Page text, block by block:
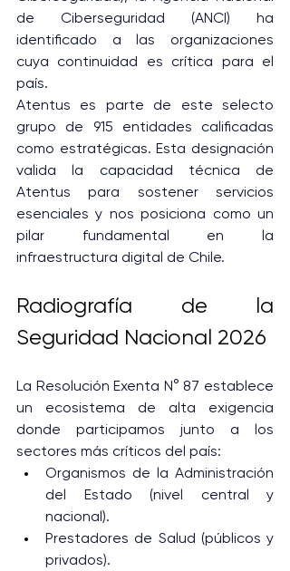
de Ciberseguridad (ANCI) ha
identificado a las organizaciones
cuya continuidad es crítica para el
país.
Atentus es parte de este selecto
grupo de 915 entidades calificadas
como estratégicas. Esta designación
valida la capacidad técnica de
Atentus para sostener servicios
esenciales y nos posiciona como un
pilar fundamental en la
infraestructura digital de Chile.
Radiografía de la
Seguridad Nacional 2026
La Resolución Exenta N° 87 establece
un ecosistema de alta exigencia
donde participamos junto a los
sectores más críticos del país:
Organismos de la Administración
del Estado (nivel central y
nacional).
Prestadores de Salud (públicos y
privados).